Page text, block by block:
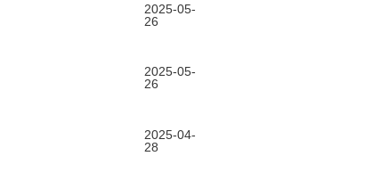
2025-05-
26
2025-05-
26
2025-04-
28